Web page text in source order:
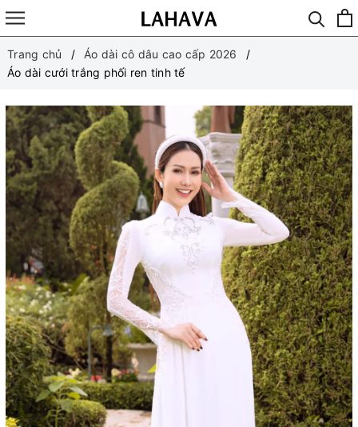
Trang chủ
Áo dài cô dâu cao cấp 2026
Áo dài cưới trắng phối ren tinh tế